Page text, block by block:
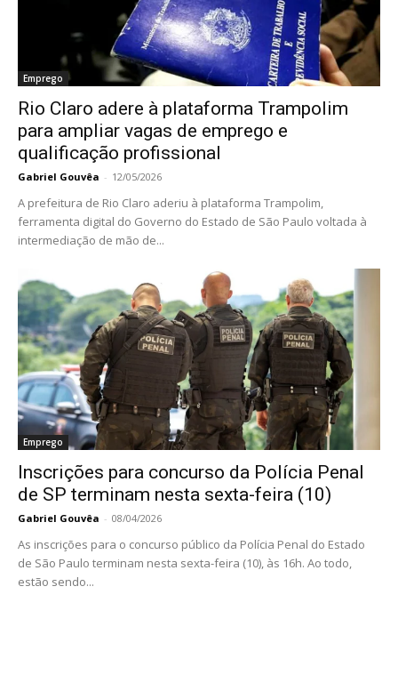
Emprego
Rio Claro adere à plataforma Trampolim
para ampliar vagas de emprego e
qualificação profissional
Gabriel Gouvêa - 12/05/2026
A prefeitura de Rio Claro aderiu à plataforma Trampolim,
ferramenta digital do Governo do Estado de São Paulo voltada à
intermediação de mão de...
Emprego
Inscrições para concurso da Polícia Penal
de SP terminam nesta sexta-feira (10)
Gabriel Gouvêa - 08/04/2026
As inscrições para o concurso público da Polícia Penal do Estado
de São Paulo terminam nesta sexta-feira (10), às 16h. Ao todo,
estão sendo...